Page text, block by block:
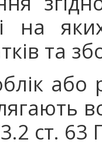
на
та
або
ст. 63